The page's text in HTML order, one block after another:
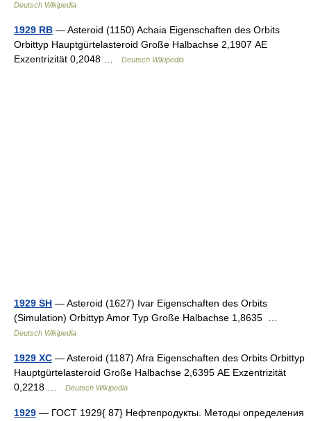
Deutsch Wikipedia
1929 RB — Asteroid (1150) Achaia Eigenschaften des Orbits
Orbittyp Hauptgürtelasteroid Große Halbachse 2,1907 AE
Exzentrizität 0,2048 …
Deutsch Wikipedia
1929 SH — Asteroid (1627) Ivar Eigenschaften des Orbits
(Simulation) Orbittyp Amor Typ Große Halbachse 1,8635 …
Deutsch Wikipedia
1929 XC — Asteroid (1187) Afra Eigenschaften des Orbits Orbittyp
Hauptgürtelasteroid Große Halbachse 2,6395 AE Exzentrizität
0,2218 …
Deutsch Wikipedia
1929 — ГОСТ 1929{ 87} Нефтепродукты. Методы определения